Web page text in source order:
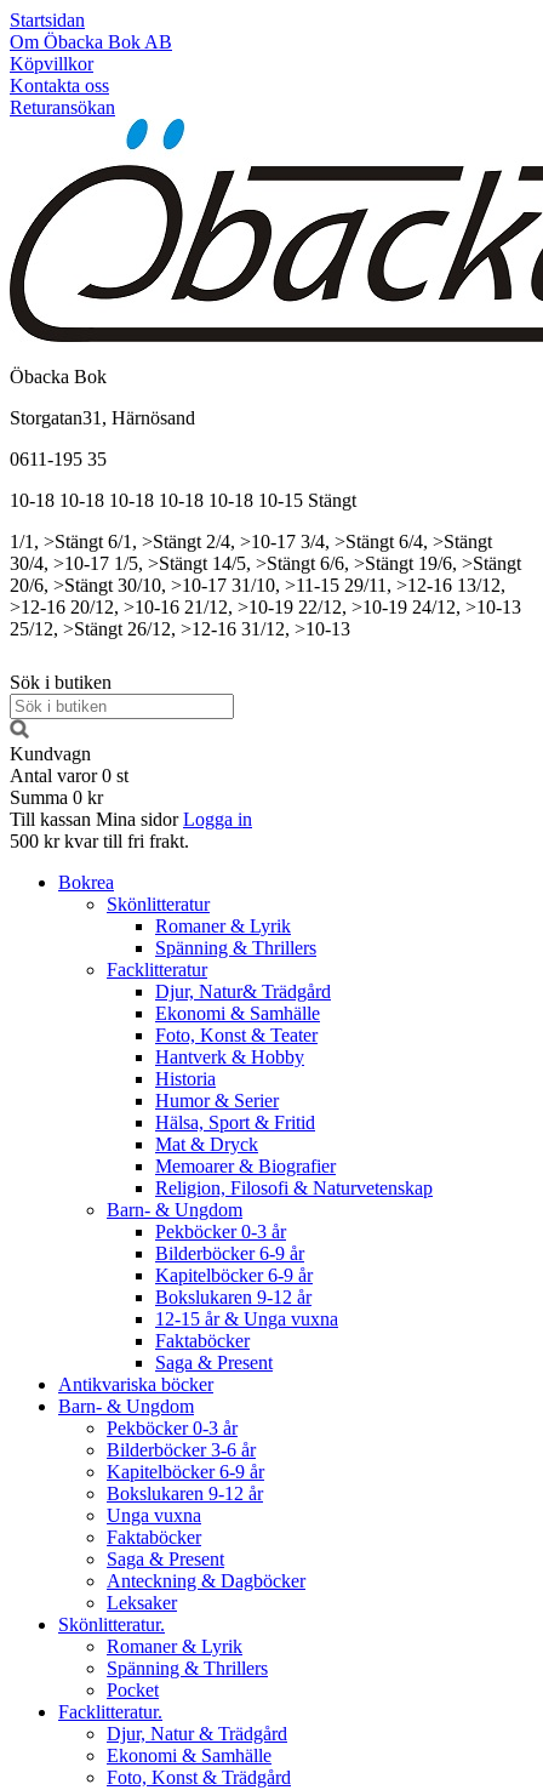
Startsidan
Om Öbacka Bok AB
Köpvillkor
Kontakta oss
Returansökan
Öbacka Bok
Storgatan31, Härnösand
0611-195 35
10-18 10-18 10-18 10-18 10-18 10-15 Stängt
1/1, >Stängt 6/1, >Stängt 2/4, >10-17 3/4, >Stängt 6/4, >Stängt
30/4, >10-17 1/5, >Stängt 14/5, >Stängt 6/6, >Stängt 19/6, >Stängt
20/6, >Stängt 30/10, >10-17 31/10, >11-15 29/11, >12-16 13/12,
>12-16 20/12, >10-16 21/12, >10-19 22/12, >10-19 24/12, >10-13
25/12, >Stängt 26/12, >12-16 31/12, >10-13
Sök i butiken
Kundvagn
Antal varor 0 st
Summa 0 kr
Till kassan Mina sidor Logga in
500 kr kvar till fri frakt.
Bokrea
Skönlitteratur
Romaner & Lyrik
Spänning & Thrillers
Facklitteratur
Djur, Natur& Trädgård
Ekonomi & Samhälle
Foto, Konst & Teater
Hantverk & Hobby
Historia
Humor & Serier
Hälsa, Sport & Fritid
Mat & Dryck
Memoarer & Biografier
Religion, Filosofi & Naturvetenskap
Barn- & Ungdom
Pekböcker 0-3 år
Bilderböcker 6-9 år
Kapitelböcker 6-9 år
Bokslukaren 9-12 år
12-15 år & Unga vuxna
Faktaböcker
Saga & Present
Antikvariska böcker
Barn- & Ungdom
Pekböcker 0-3 år
Bilderböcker 3-6 år
Kapitelböcker 6-9 år
Bokslukaren 9-12 år
Unga vuxna
Faktaböcker
Saga & Present
Anteckning & Dagböcker
Leksaker
Skönlitteratur.
Romaner & Lyrik
Spänning & Thrillers
Pocket
Facklitteratur.
Djur, Natur & Trädgård
Ekonomi & Samhälle
Foto, Konst & Trädgård